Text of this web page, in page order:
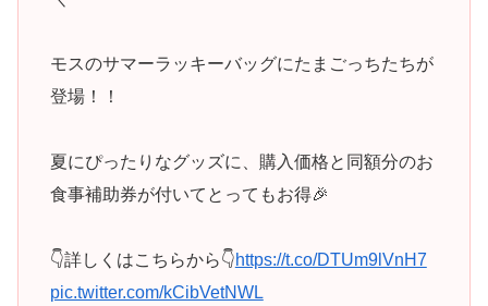
モスのサマーラッキーバッグにたまごっちたちが
登場！！
夏にぴったりなグッズに、購入価格と同額分のお
食事補助券が付いてとってもお得🎉
👇詳しくはこちらから👇https://t.co/DTUm9lVnH7
pic.twitter.com/kCibVetNWL